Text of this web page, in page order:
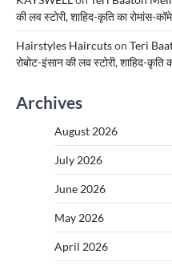
की लव स्टोरी, शाहिद-कृति का रोमांस-
Hairstyles Haircutson Teri
रोबोट-इंसान की लव स्टोरी, शाहिद-कृति
Archives
August 2026
July 2026
June 2026
May 2026
April 2026